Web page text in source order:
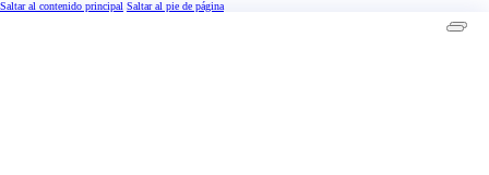
Saltar al contenido principal Saltar al pie de página